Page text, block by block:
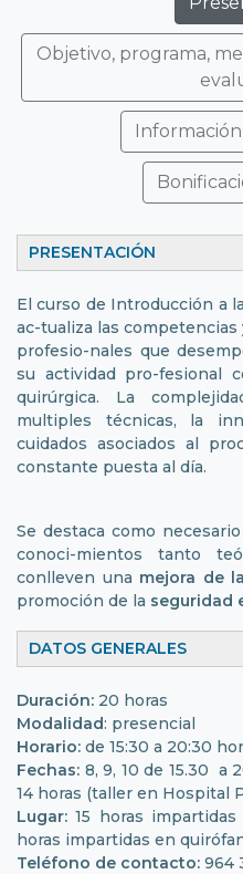
Objetivo, programa,
PRESENTACIÓN
El curso de Introducción a la
ac-tualiza las
profesio-nales que
su actividad pro-fesional
quirúrgica. La
multiples técnicas, la
cuidados asociados al
constante puesta al día.
Se destaca como
conoci-mientos tanto
conlleven una mejora de
promoción de la seguridad
DATOS GENERALES
Duración: 20 horas
Modalidad: presencial
Horario: de 15:30 a 20:30
Fechas: 8, 9, 10 de 15.30 a
14 horas (taller en Hospital
Lugar: 15 horas
horas impartidas en
Teléfono de contacto: 964